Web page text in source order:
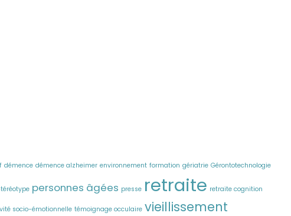
démence démence alzheimer environnement formation gériatrie Gérontotechnologie
personnes âgées presse retraite retraite cognition
socio-émotionnelle témoignage occulaire vieillissement